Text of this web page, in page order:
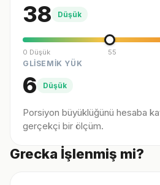
38 Düşük
0 Düşük 55
GLİSEMİK YÜK
6 Düşük
Porsiyon büyüklüğünü hesaba
gerçekçi bir ölçüm.
Grecka İşlenmiş mi?